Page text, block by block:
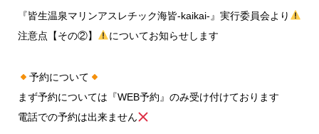
『皆生温泉マリンアスレチック海皆-kaikai-』実行委員会より
注意点【その②】
についてお知らせします
予約について
まず予約については『WEB予約』のみ受け付けております
電話での予約は出来ません